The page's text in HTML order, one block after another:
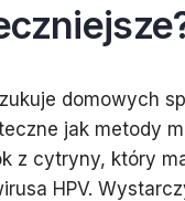
domowych
jak metody
z cytryny, który
HPV.